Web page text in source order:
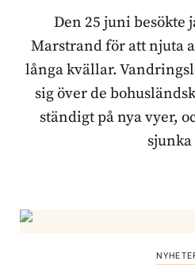
Den 25 juni besökte
Marstrand för att njuta
långa kvällar.
sig över de
ständigt på nya vyer,